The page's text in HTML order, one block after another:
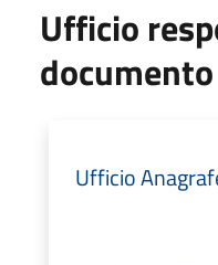
Ufficio
documento
Ufficio